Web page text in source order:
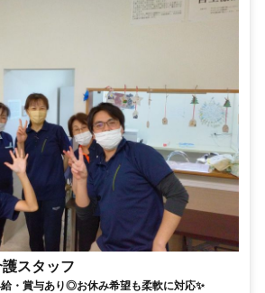
スタッフ
・賞与あり◎お休み希望も柔軟に対応✨